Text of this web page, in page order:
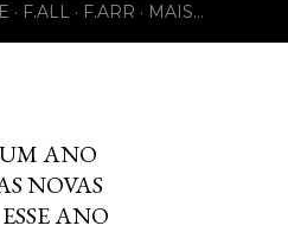
F.ALL F.ARR MAIS…
ANO
NOVAS
ANO